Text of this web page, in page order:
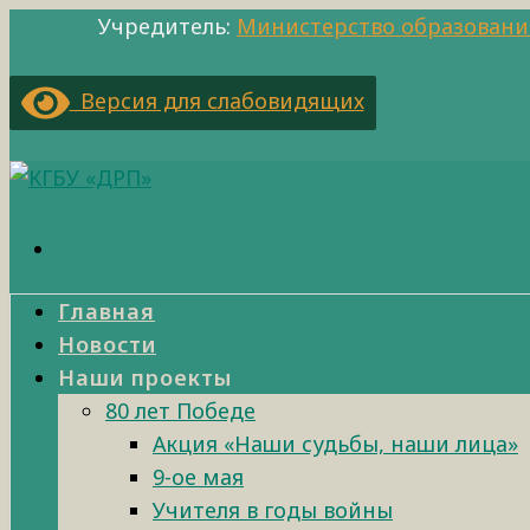
Учредитель: Министерство
Версия для слабовидящих
Главная
Новости
Наши проекты
80 лет Победе
Акция «Наши судьбы, наши лица»
9-ое мая
Учителя в годы войны